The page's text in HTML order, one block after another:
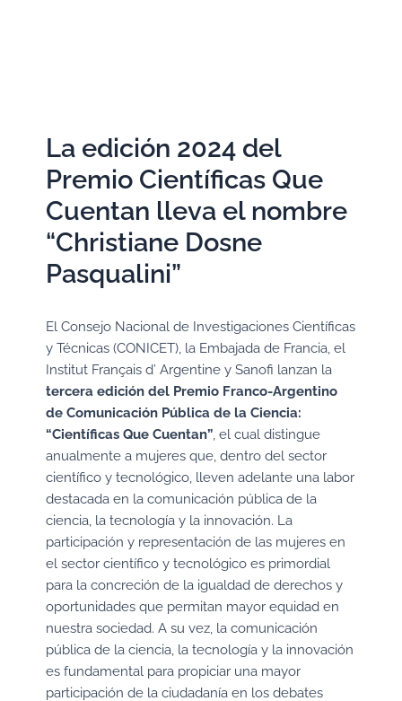
La edición 2024 del
Premio Científicas Que
Cuentan lleva el nombre
“Christiane Dosne
Pasqualini”
El Consejo Nacional de Investigaciones Científicas
y Técnicas (CONICET), la Embajada de Francia, el
Institut Français d’ Argentine y Sanofi lanzan la
tercera edición del Premio Franco-Argentino
de Comunicación Pública de la Ciencia:
“Científicas Que Cuentan”, el cual distingue
anualmente a mujeres que, dentro del sector
científico y tecnológico, lleven adelante una labor
destacada en la comunicación pública de la
ciencia, la tecnología y la innovación. La
participación y representación de las mujeres en
el sector científico y tecnológico es primordial
para la concreción de la igualdad de derechos y
oportunidades que permitan mayor equidad en
nuestra sociedad. A su vez, la comunicación
pública de la ciencia, la tecnología y la innovación
es fundamental para propiciar una mayor
participación de la ciudadanía en los debates